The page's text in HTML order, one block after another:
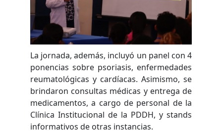
La jornada, además, incluyó un panel con 4
ponencias sobre psoriasis, enfermedades
reumatológicas y cardíacas. Asimismo, se
brindaron consultas médicas y entrega de
medicamentos, a cargo de personal de la
Clínica Institucional de la PDDH, y stands
informativos de otras instancias.